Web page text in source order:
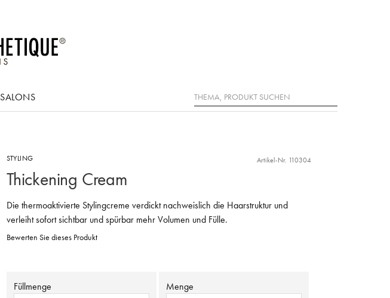
SALONS Suche
STYLING Artikel-Nr. 110304
Thickening Cream
Die thermoaktivierte Stylingcreme verdickt nachweislich die Haarstruktur und
verleiht sofort sichtbar und spürbar mehr Volumen und Fülle.
Bewerten Sie dieses Produkt
Füllmenge
Menge